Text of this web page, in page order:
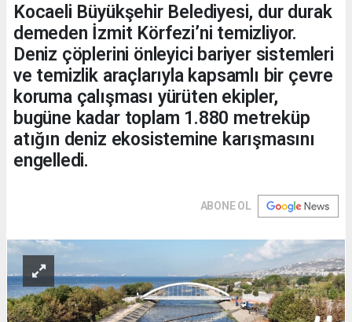
Kocaeli Büyükşehir Belediyesi, dur durak
demeden İzmit Körfezi’ni temizliyor.
Deniz çöplerini önleyici bariyer sistemleri
ve temizlik araçlarıyla kapsamlı bir çevre
koruma çalışması yürüten ekipler,
bugüne kadar toplam 1.880 metreküp
atığın deniz ekosistemine karışmasını
engelledi.
ABONE OL